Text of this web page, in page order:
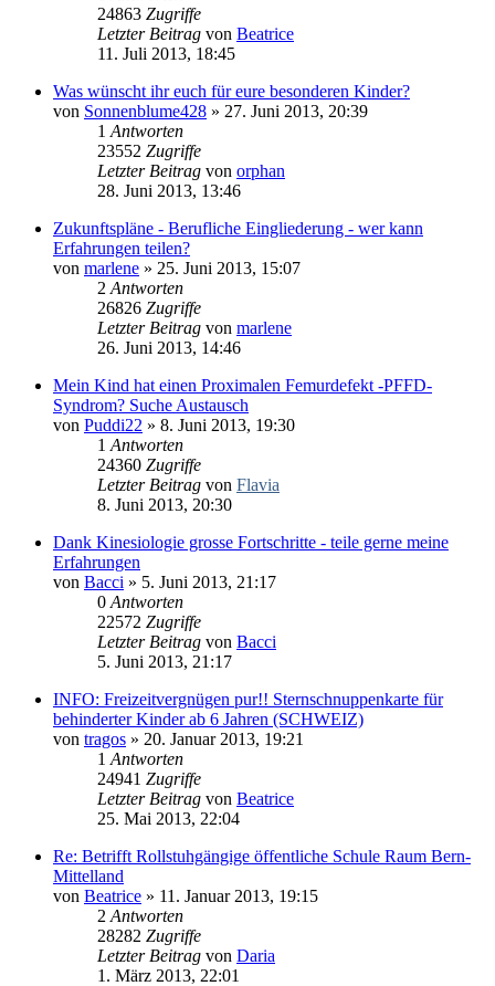
24863 Zugriffe
Letzter Beitrag von Beatrice
11. Juli 2013, 18:45
Was wünscht ihr euch für eure besonderen Kinder?
von Sonnenblume428 » 27. Juni 2013, 20:39
1 Antworten
23552 Zugriffe
Letzter Beitrag von orphan
28. Juni 2013, 13:46
Zukunftspläne - Berufliche Eingliederung - wer kann
Erfahrungen teilen?
von marlene » 25. Juni 2013, 15:07
2 Antworten
26826 Zugriffe
Letzter Beitrag von marlene
26. Juni 2013, 14:46
Mein Kind hat einen Proximalen Femurdefekt -PFFD-
Syndrom? Suche Austausch
von Puddi22 » 8. Juni 2013, 19:30
1 Antworten
24360 Zugriffe
Letzter Beitrag von Flavia
8. Juni 2013, 20:30
Dank Kinesiologie grosse Fortschritte - teile gerne meine
Erfahrungen
von Bacci » 5. Juni 2013, 21:17
0 Antworten
22572 Zugriffe
Letzter Beitrag von Bacci
5. Juni 2013, 21:17
INFO: Freizeitvergnügen pur!! Sternschnuppenkarte für
behinderter Kinder ab 6 Jahren (SCHWEIZ)
von tragos » 20. Januar 2013, 19:21
1 Antworten
24941 Zugriffe
Letzter Beitrag von Beatrice
25. Mai 2013, 22:04
Re: Betrifft Rollstuhgängige öffentliche Schule Raum Bern-
Mittelland
von Beatrice » 11. Januar 2013, 19:15
2 Antworten
28282 Zugriffe
Letzter Beitrag von Daria
1. März 2013, 22:01